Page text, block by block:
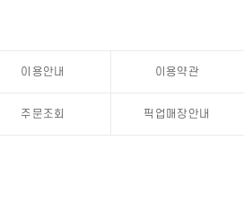
이용안내 이용약관
주문조회 픽업매장안내